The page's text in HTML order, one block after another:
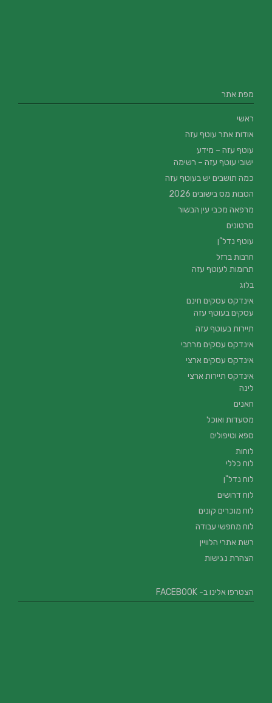
מפת אתר
ראשי
אודות אתר עוטף עזה
עוטף עזה – מידע
ישובי עוטף עזה – רשימה
כמה תושבים יש בעוטף עזה
הטבות מס בישובים 2026
מרפאה מכבי עין הבשור
סרטונים
עוטף נדל”ן
חרבות ברזל
תרומות לעוטף עזה
בלוג
אינדקס עסקים חינם
עסקים בעוטף עזה
תיירות בעוטף עזה
אינדקס עסקים מרחבי
אינדקס עסקים ארצי
אינדקס תיירות ארצי
לינה
חאנים
מסעדות ואוכל
ספא וטיפולים
לוחות
לוח כללי
לוח נדל"ן
לוח דרושים
לוח מוכרים קונים
לוח מחפשי עבודה
רשת אתרי הלוויין
הצהרת נגישות
הצטרפו אלינו ב- FACEBOOK